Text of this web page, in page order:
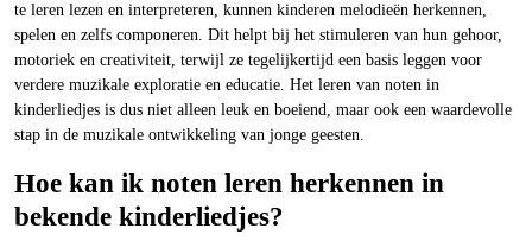
te leren lezen en interpreteren, kunnen kinderen melodieën herkennen,
spelen en zelfs componeren. Dit helpt bij het stimuleren van hun gehoor,
motoriek en creativiteit, terwijl ze tegelijkertijd een basis leggen voor
verdere muzikale exploratie en educatie. Het leren van noten in
kinderliedjes is dus niet alleen leuk en boeiend, maar ook een waardevolle
stap in de muzikale ontwikkeling van jonge geesten.
Hoe kan ik noten leren herkennen in
bekende kinderliedjes?